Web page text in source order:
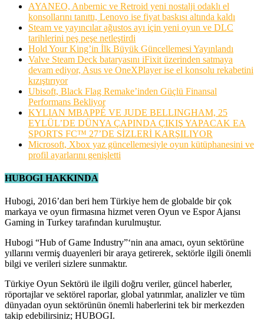
AYANEO, Anbernic ve Retroid yeni nostalji odaklı el
konsollarını tanıttı, Lenovo ise fiyat baskısı altında kaldı
Steam ve yayıncılar ağustos ayı için yeni oyun ve DLC
tarihlerini peş peşe netleştirdi
Hold Your King’in İlk Büyük Güncellemesi Yayınlandı
Valve Steam Deck bataryasını iFixit üzerinden satmaya
devam ediyor, Asus ve OneXPlayer ise el konsolu rekabetini
kızıştırıyor
Ubisoft, Black Flag Remake’inden Güçlü Finansal
Performans Bekliyor
KYLIAN MBAPPÉ VE JUDE BELLINGHAM, 25
EYLÜL’DE DÜNYA ÇAPINDA ÇIKIŞ YAPACAK EA
SPORTS FC™ 27’DE SİZLERİ KARŞILIYOR
Microsoft, Xbox yaz güncellemesiyle oyun kütüphanesini ve
profil ayarlarını genişletti
HUBOGI HAKKINDA
Hubogi, 2016’dan beri hem Türkiye hem de globalde bir çok
markaya ve oyun firmasına hizmet veren Oyun ve Espor Ajansı
Gaming in Turkey tarafından kurulmuştur.
Hubogi “Hub of Game Industry”‘nin ana amacı, oyun sektörüne
yıllarını vermiş duayenleri bir araya getirerek, sektörle ilgili önemli
bilgi ve verileri sizlere sunmaktır.
Türkiye Oyun Sektörü ile ilgili doğru veriler, güncel haberler,
röportajlar ve sektörel raporlar, global yatırımlar, analizler ve tüm
dünyadan oyun sektörünün önemli haberlerini tek bir merkezden
takip edebilirsiniz; HUBOGI.